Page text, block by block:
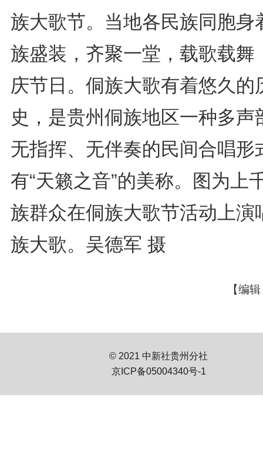
族大歌节。当地各民族同胞身
族盛装，齐聚一堂，载歌载舞
庆节日。侗族大歌有着悠久的
史，是贵州侗族地区一种多声
无指挥、无伴奏的民间合唱形
有“天籁之音”的美称。图为上
族群众在侗族大歌节活动上演
族大歌。吴德军 摄
【编
© 2021 中新社贵州分社
京ICP备05004340号-1